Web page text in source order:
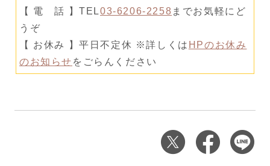
【 電 話 】TEL03-6206-2258 までお気軽にど
うぞ
【 お休み 】平日不定休 ※詳しくは HPのお休み
のお知らせ をごらんください